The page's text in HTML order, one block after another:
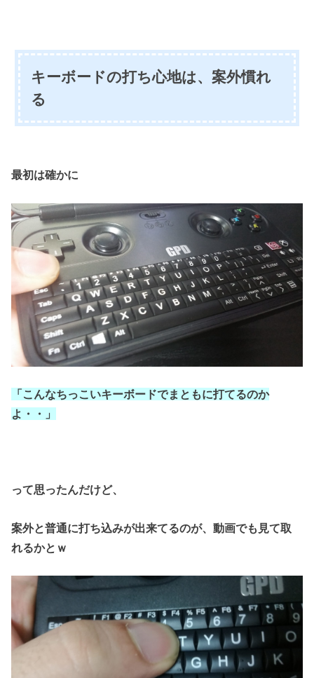
キーボードの打ち心地は、案外慣れ
る
最初は確かに
「こんなちっこいキーボードでまともに打てるのか
よ・・」
って思ったんだけど、
案外と普通に打ち込みが出来てるのが、動画でも見て取
れるかとｗ